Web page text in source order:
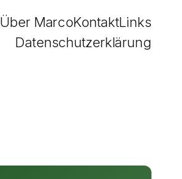
Über MarcoKontaktLinks
Datenschutzerklärung